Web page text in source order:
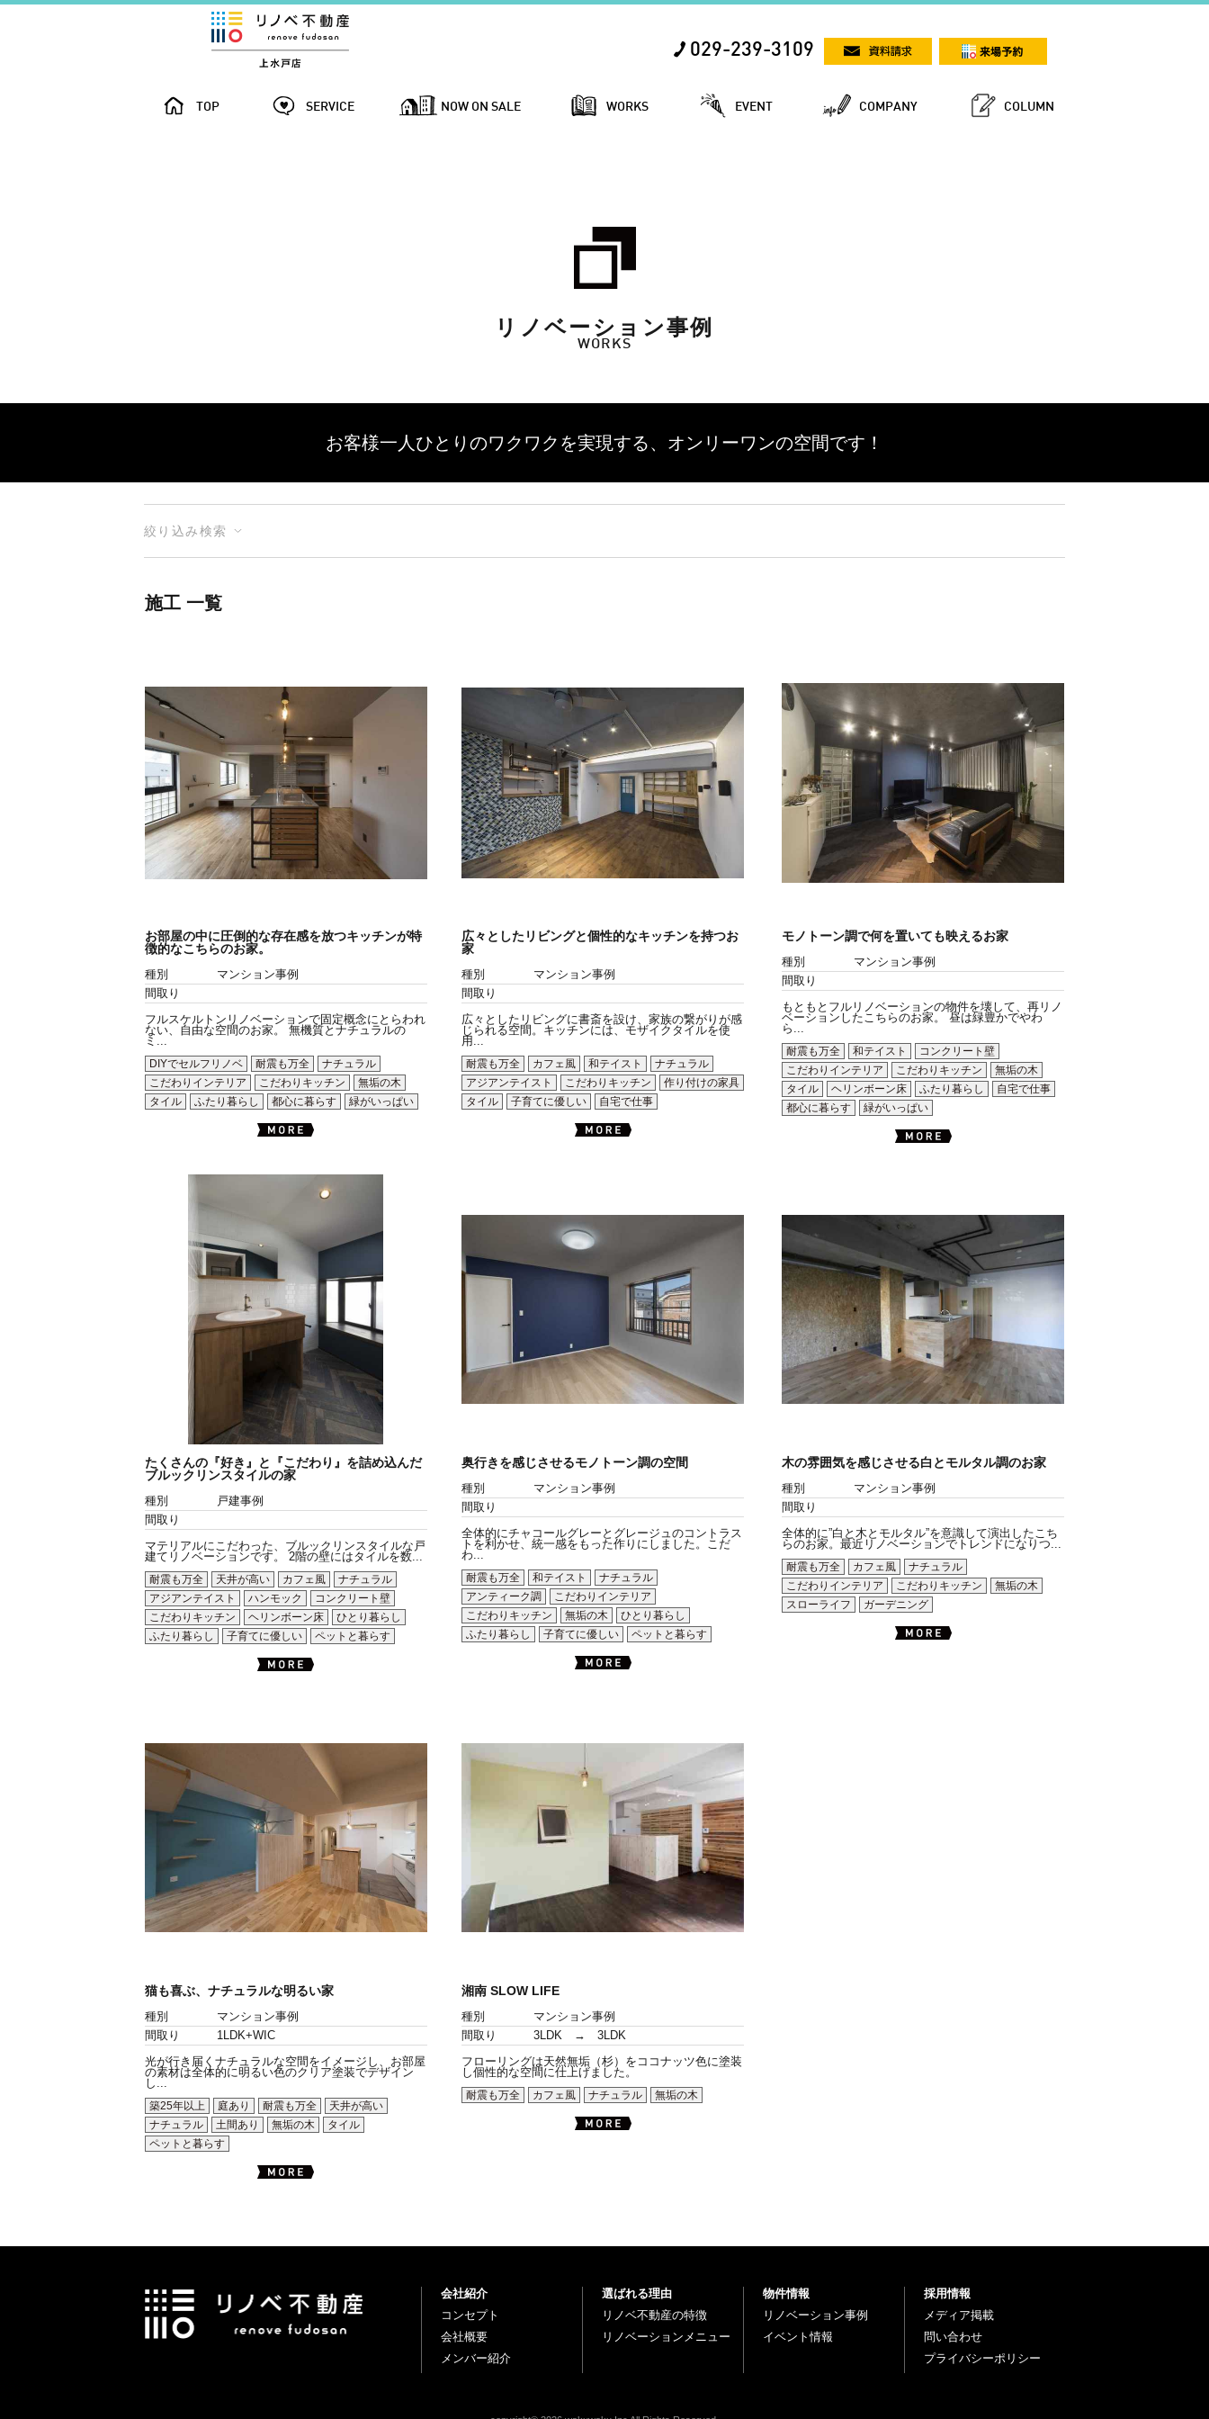
029-239-3109
TOP SERVICE NOW ON SALE WORKS EVENT COMPANY COLUMN
リノベーション事例
WORKS
お客様一人ひとりのワクワクを実現する、 オンリーワンの空間です！
絞り込み検索
施工 一覧
お部屋の中に圧倒的な存在感を放つキッチンが特
徴的なこちらのお家。
種別
マンション事例
間取り
フルスケルトンリノベーションで固定概念にとらわれ
ない、自由な空間のお家。 無機質とナチュラルの
ミ...
DIYでセルフリノベ
耐震も万全
ナチュラル
こだわりインテリア
こだわりキッチン
無垢の木
タイル
ふたり暮らし 都心に暮らす 緑がいっぱい
広々としたリビングと個性的なキッチンを持つお
家
種別
マンション事例
間取り
広々としたリビングに書斎を設け、家族の繋がりが感
じられる空間。キッチンには、モザイクタイルを使
用...
耐震も万全
カフェ風 和テイスト
ナチュラル
アジアンテイスト
こだわりキッチン
作り付けの家具
タイル
子育てに優しい 自宅で仕事
モノトーン調で何を置いても映えるお家
種別
マンション事例
間取り
もともとフルリノベーションの物件を壊して、再リノ
ベーションしたこちらのお家。 昼は緑豊かでやわ
ら...
耐震も万全
和テイスト
コンクリート壁
こだわりインテリア
こだわりキッチン
無垢の木
タイル
ヘリンボーン床 ふたり暮らし
自宅で仕事
都心に暮らす
緑がいっぱい
たくさんの『好き』と『こだわり』を詰め込んだ
ブルックリンスタイルの家
種別
戸建事例
間取り
マテリアルにこだわった、ブルックリンスタイルな戸
建てリノベーションです。 2階の壁にはタイルを数...
耐震も万全
天井が高い カフェ風
ナチュラル
アジアンテイスト
ハンモック
コンクリート壁
こだわりキッチン
ヘリンボーン床
ひとり暮らし
ふたり暮らし
子育てに優しい ペットと暮らす
奥行きを感じさせるモノトーン調の空間
種別
マンション事例
間取り
全体的にチャコールグレーとグレージュのコントラス
トを利かせ、統一感をもった作りにしました。こだ
わ...
耐震も万全
和テイスト
ナチュラル
アンティーク調
こだわりインテリア
こだわりキッチン
無垢の木
ひとり暮らし
ふたり暮らし
子育てに優しい ペットと暮らす
木の雰囲気を感じさせる白とモルタル調のお家
種別
マンション事例
間取り
全体的に”白と木とモルタル”を意識して演出したこち
らのお家。最近リノベーションでトレンドになりつ...
耐震も万全
カフェ風
ナチュラル
こだわりインテリア
こだわりキッチン
無垢の木
スローライフ
ガーデニング
猫も喜ぶ、ナチュラルな明るい家
種別
マンション事例
間取り
1LDK+WIC
光が行き届くナチュラルな空間をイメージし、お部屋
の素材は全体的に明るい色のクリア塗装でデザイン
し...
築25年以上
庭あり 耐震も万全
天井が高い
ナチュラル
土間あり 無垢の木
タイル
ペットと暮らす
湘南 SLOW LIFE
種別
マンション事例
間取り
3LDK → 3LDK
フローリングは天然無垢（杉）をココナッツ色に塗装
し個性的な空間に仕上げました。
耐震も万全
カフェ風 ナチュラル 無垢の木
会社紹介
コンセプト
会社概要
メンバー紹介
選ばれる理由
リノベ不動産の特徴
リノベーションメニュー
物件情報
リノベーション事例
イベント情報
採用情報
メディア掲載
問い合わせ
プライバシーポリシー